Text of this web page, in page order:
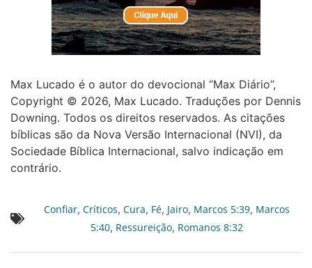
Max Lucado é o autor do devocional “Max Diário”,
Copyright © 2026, Max Lucado. Traduções por Dennis
Downing. Todos os direitos reservados. As citações
bíblicas são da Nova Versão Internacional (NVI), da
Sociedade Bíblica Internacional, salvo indicação em
contrário.
Confiar, Críticos, Cura, Fé, Jairo, Marcos 5:39, Marcos
5:40, Ressureição, Romanos 8:32